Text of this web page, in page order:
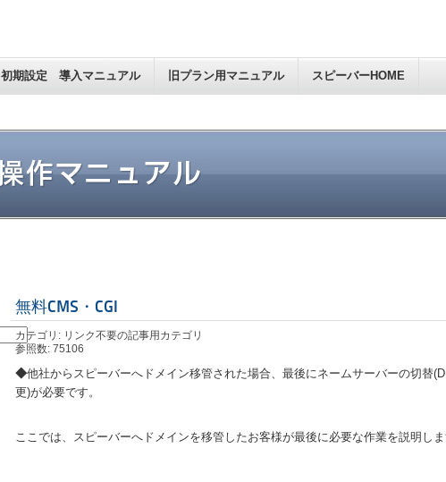
初期設定 導入マニュアル 旧プラン用マニュアル スピーバーHOME
無料CMS・CGI
カテゴリ: リンク不要の記事用カテゴリ
参照数: 75106
◆他社からスピーバーへドメイン移管された場合、最後にネームサーバーの切替
更)が必要です。
ここでは、スピーバーへドメインを移管したお客様が最後に必要な作業を説明し